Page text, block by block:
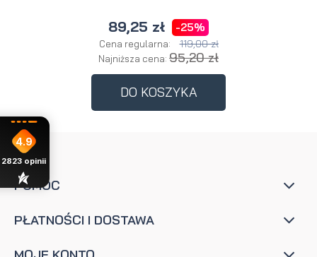
89,25 zł -25%
Cena regularna: 119,00 zł
Najniższa cena: 95,20 zł
DO KOSZYKA
POMOC
PŁATNOŚCI I DOSTAWA
4.9
2823 opinii